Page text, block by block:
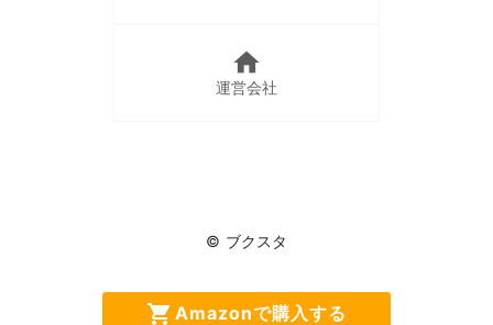
shopping_cart Amazonで購入する
local_parking
今なら新規登録で
100ptプレゼント!!
home
運営会社
© ブクスタ